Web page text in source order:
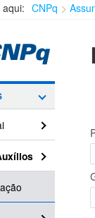
aqui: CNPq